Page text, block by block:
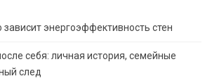
энергоэффективность стен
себя: личная история, семейные
след